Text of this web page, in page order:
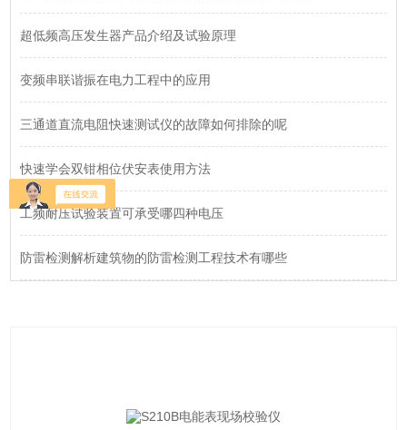
超低频高压发生器产品介绍及试验原理
变频串联谐振在电力工程中的应用
三通道直流电阻快速测试仪的故障如何排除的呢
快速学会双钳相位伏安表使用方法
工频耐压试验装置可承受哪四种电压
防雷检测解析建筑物的防雷检测工程技术有哪些